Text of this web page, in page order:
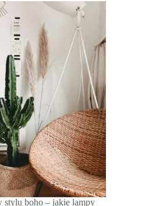
stylu boho – jakie lampy